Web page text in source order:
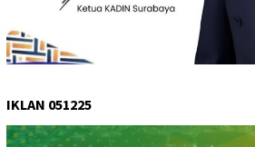
IKLAN 051225